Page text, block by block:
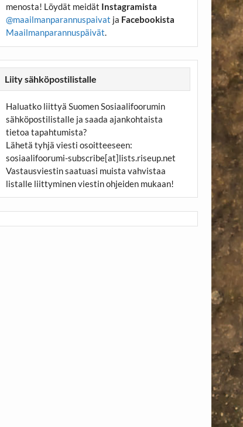
menosta! Löydät meidät Instagramista
@maailmanparannuspaivat ja Facebookista
Maailmanparannuspäivät.
Liity sähköpostilistalle
Haluatko liittyä Suomen Sosiaalifoorumin
sähköpostilistalle ja saada ajankohtaista
tietoa tapahtumista?
Lähetä tyhjä viesti osoitteeseen:
sosiaalifoorumi-subscribe[at]lists.riseup.net
Vastausviestin saatuasi muista vahvistaa
listalle liittyminen viestin ohjeiden mukaan!